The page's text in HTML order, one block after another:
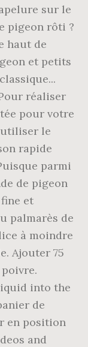
sur le
pigeon rôti ?
haut de
et petits
réaliser
pour votre
utiliser le
rapide
parmi
de pigeon
et
palmarès de
à moindre
Ajouter 75
into the
de
en position
and